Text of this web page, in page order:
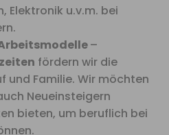
Elektronik u.v.m. bei
–
fördern wir die
und Familie. Wir möchten
Neueinsteigern
bieten, um beruflich bei